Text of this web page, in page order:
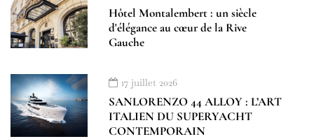
Hôtel Montalembert : un siècle
d'élégance au cœur de la Rive
Gauche
17 juillet 2026
SANLORENZO 44 ALLOY : L’ART
ITALIEN DU SUPERYACHT
CONTEMPORAIN